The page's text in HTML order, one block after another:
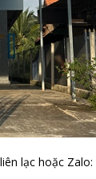
lạc hoặc Zalo: